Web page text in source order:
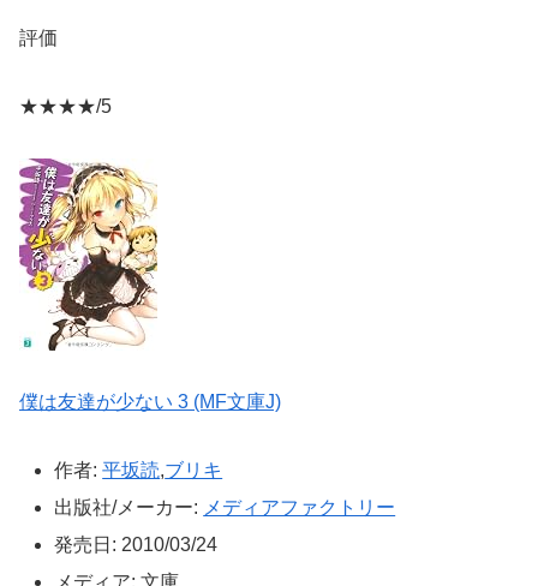
評価
★★★★/5
僕は友達が少ない 3 (MF文庫J)
作者: 平坂読,ブリキ
出版社/メーカー: メディアファクトリー
発売日: 2010/03/24